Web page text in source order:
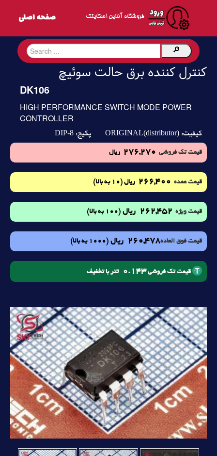
فروشگاه آنلاین اسکایتک
کنترل کننده برق حالت سوئیچ
DK106
HIGH PERFORMANCE SWITCH MODE POWER
CONTROLLER
کیفیت: ORIGINAL(distributor) پکیج: DIP-8
قیمت تک فروشی 276,270 ریال
قیمت عمده 266,400 ریال (10 به بالا)
قیمت ویژه 262,452 ریال (100 به بالا)
قیمت فوق العاده260,478 ریال (1000 به بالا)
قیمت تک فروشی0.143 تتر با تخفیف